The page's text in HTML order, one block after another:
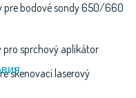
pre bodové sondy 650/660
sprchový aplikátor
skenovací laserový